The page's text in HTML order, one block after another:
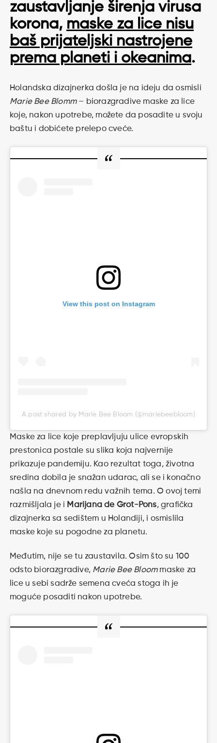
zaustavljanje širenja virusa
korona, maske za lice nisu
baš prijateljski nastrojene
prema planeti i okeanima.
Holandska dizajnerka došla je na ideju da osmisli
Marie Bee Blomm – biorazgradive maske za lice
koje, nakon upotrebe, možete da posadite u svoju
baštu i dobićete prelepo cveće.
View this post on Instagram
A post shared by Marie Bee Bloom (@mariebeebloom)
Maske za lice koje preplavljuju ulice evropskih
prestonica postale su slika koja najvernije
prikazuje pandemiju. Kao rezultat toga, životna
sredina dobila je snažan udarac, ali se i konačno
našla na dnevnom redu važnih tema. O ovoj temi
razmišljala je i Marijana de Grot-Pons, grafička
dizajnerka sa sedištem u Holandiji, i osmislila
maske koje su pogodne za planetu.
Međutim, nije se tu zaustavila. Osim što su 100
odsto biorazgradive, Marie Bee Bloom maske za
lice u sebi sadrže semena cveća stoga ih je
moguće posaditi nakon upotrebe.